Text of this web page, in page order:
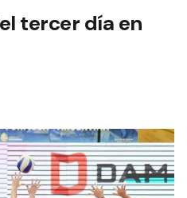
tercer día en